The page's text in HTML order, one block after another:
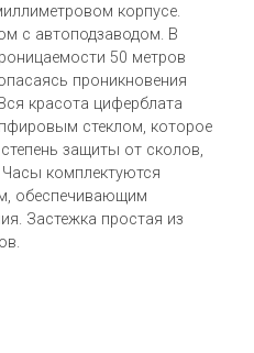
корпусе.
с автоподзаводом. В
50 метров
проникновения
красота циферблата
стеклом, которое
защиты от сколов,
комплектуются
обеспечивающим
Застежка простая из